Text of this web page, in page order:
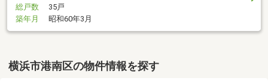
総戸数
35戸
築年月
昭和60年3月
横浜市港南区の物件情報を探す